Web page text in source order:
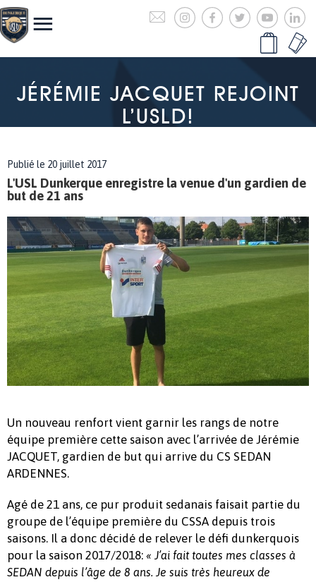
JÉRÉMIE JACQUET REJOINT
L’USLD!
Publié le 20 juillet 2017
L'USL Dunkerque enregistre la venue d'un gardien de
but de 21 ans
Un nouveau renfort vient garnir les rangs de notre
équipe première cette saison avec l’arrivée de Jérémie
JACQUET, gardien de but qui arrive du CS SEDAN
ARDENNES.
Agé de 21 ans, ce pur produit sedanais faisait partie du
groupe de l’équipe première du CSSA depuis trois
saisons. Il a donc décidé de relever le défi dunkerquois
pour la saison 2017/2018: « J’ai fait toutes mes classes à
SEDAN depuis l’âge de 8 ans. Je suis très heureux de